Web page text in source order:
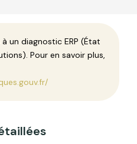
un diagnostic ERP (État
Pour en savoir plus,